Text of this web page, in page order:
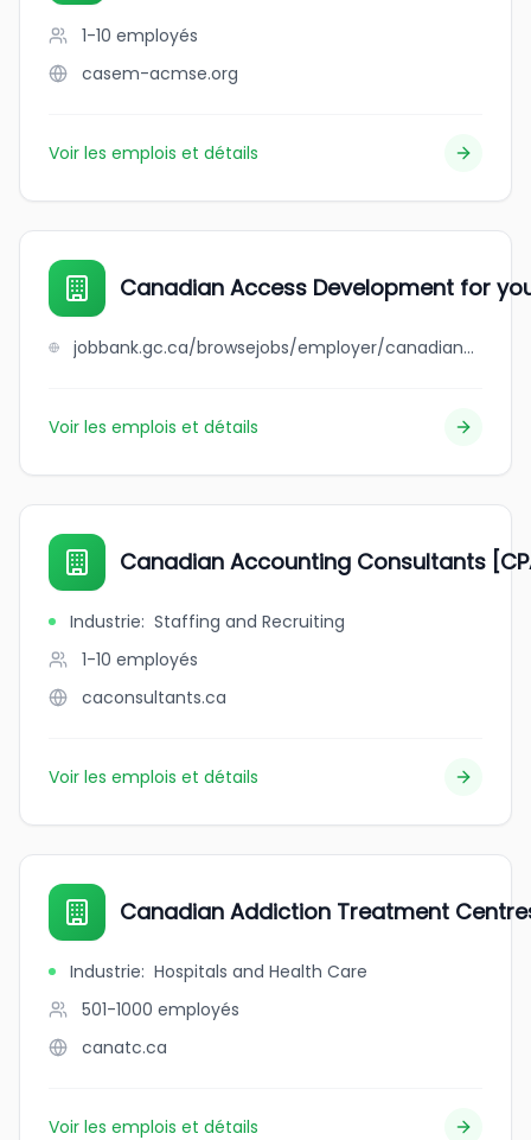
1-10 employés
casem-acmse.org
Voir les emplois et détails
Canadian Access Development for
jobbank.gc.ca/browsejobs/employer/canadian+access+development+for+youths/ca
Voir les emplois et détails
Canadian Accounting Consultants
Industrie: Staffing and Recruiting
1-10 employés
caconsultants.ca
Voir les emplois et détails
Canadian Addiction Treatment
Industrie: Hospitals and Health Care
501-1000 employés
canatc.ca
Voir les emplois et détails